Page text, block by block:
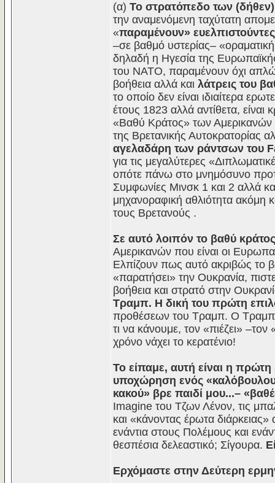
(α) Το στρατόπεδο των
την αναμενόμενη ταχύτατη
«παραμένουν» ευελπιστούντες
–σε βαθμό υστερίας–
δηλαδή η Ηγεσία της
του ΝΑΤΟ, παραμένουν όχι απλώς
βοήθεια αλλά και λάτρεις του
το οποίο δεν είναι ιδιαίτερα
έτους 1823 αλλά αντίθετα, είναι
«Βαθύ Κράτος» των Αμερικανών
της Βρετανικής Αυτοκρατορίας
αγελαδάρη των ράντσων του
για τις μεγαλύτερες
οπότε πάνω στο μνημόσυνο
Συμφωνίες Μινσκ 1 και 2 αλλά
μηχανοραφική αθλιότητα ακόμη
τους Βρετανούς .
Σε αυτό λοιπόν το βαθύ
Αμερικανών που είναι οι
Ελπίζουν πως αυτό ακριβώς το
«παρατήσει» την Ουκρανία,
βοήθεια και στρατό στην
Τραμπ. Η δική του πρώτη
προθέσεων του Τραμπ. Ο Τραμπ
τι να κάνουμε, τον «πιέζει»
χρόνο νάχει το κερατένιο!
Το είπαμε, αυτή είναι η
υποχώρηση ενός
κακού» βρε παιδί μου...–
Imagine του Τζων Λένον, τις
και «κάνοντας έρωτα
ενάντια στους Πολέμους και
θεσπέσια δελεαστικό; Σίγουρα.
Ερχόμαστε στην Δεύτερη